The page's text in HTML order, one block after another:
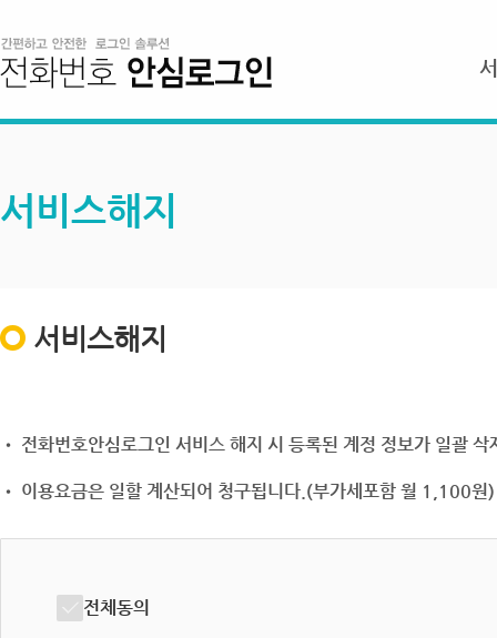
서비스해지
서비스해지
• 전화번호안심로그인 서비스 해지 시 등록된 계정 정보가 일괄
• 이용요금은 일할 계산되어 청구됩니다.(부가세포함 월 1,100원)
전체동의